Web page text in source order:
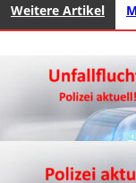
Weitere Artikel